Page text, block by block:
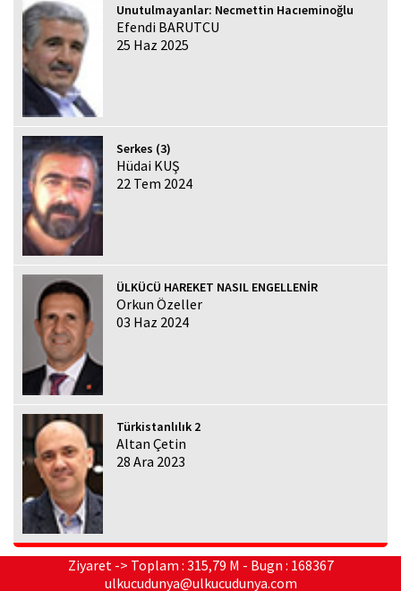
Unutulmayanlar: Necmettin Hacıeminoğlu
Efendi BARUTCU
25 Haz 2025
Serkes (3)
Hüdai KUŞ
22 Tem 2024
ÜLKÜCÜ HAREKET NASIL ENGELLENİR
Orkun Özeller
03 Haz 2024
Türkistanlılık 2
Altan Çetin
28 Ara 2023
Ziyaret -> Toplam : 315,79 M - Bugn : 168367
ulkucudunya@ulkucudunya.com